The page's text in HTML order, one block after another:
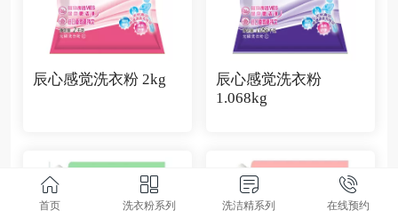
辰心感觉洗衣粉 2kg
辰心感觉洗衣粉
1.068kg
首页 洗衣粉系列 洗洁精系列 在线预约